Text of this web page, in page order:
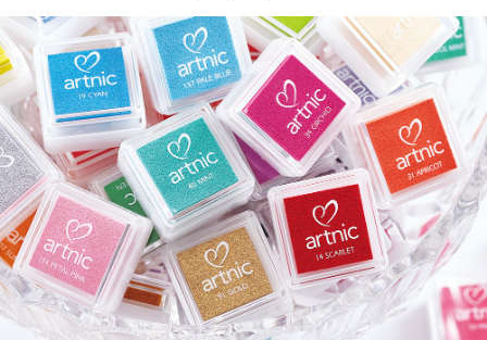
サポート
お問い合せ
企業案内
リンク
製品カタログ